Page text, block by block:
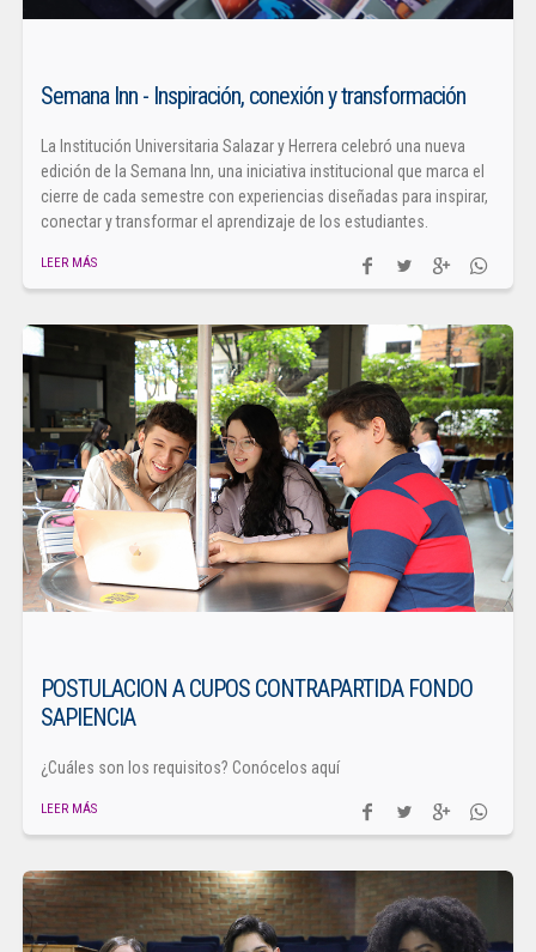
Semana Inn - Inspiración, conexión y transformación
La Institución Universitaria Salazar y Herrera celebró una nueva
edición de la Semana Inn, una iniciativa institucional que marca el
cierre de cada semestre con experiencias diseñadas para inspirar,
conectar y transformar el aprendizaje de los estudiantes.
LEER MÁS
POSTULACION A CUPOS CONTRAPARTIDA FONDO
SAPIENCIA
¿Cuáles son los requisitos? Conócelos aquí
LEER MÁS